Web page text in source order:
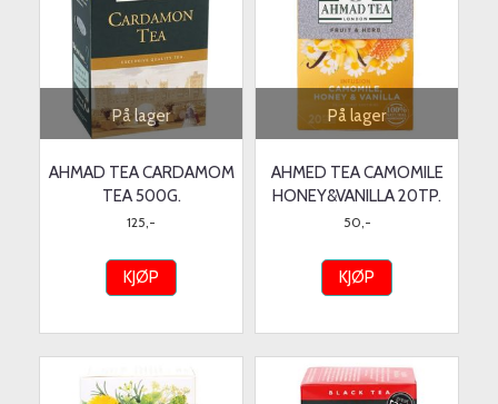
På lager
AHMAD TEA CARDAMOM
TEA 500G.
125,-
KJØP
På lager
AHMED TEA CAMOMILE
HONEY&VANILLA 20TP.
50,-
KJØP